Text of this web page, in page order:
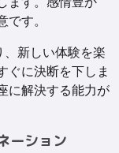
です。
新しい体験を楽
ぐに決断を下しま
に解決する能力が
ーション